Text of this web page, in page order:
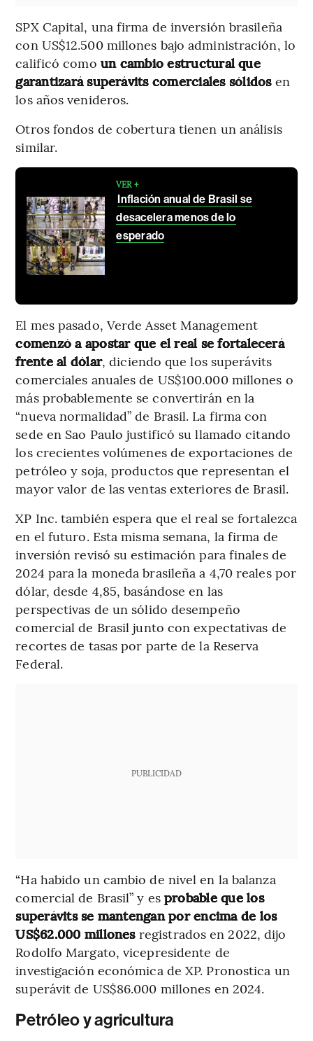
SPX Capital, una firma de inversión brasileña
con US$12.500 millones bajo administración, lo
calificó como un cambio estructural que
garantizará superávits comerciales sólidosen
los años venideros.
Otros fondos de cobertura tienen un análisis
similar.
VER +
Inflación anual de Brasil se
desacelera menos de lo
esperado
El mes pasado, Verde Asset Management
comenzó a apostar que el real se fortalecerá
frente al dólar, diciendo que los superávits
comerciales anuales de US$100.000 millones o
más probablemente se convertirán en la
“nueva normalidad” de Brasil. La firma con
sede en Sao Paulo justificó su llamado citando
los crecientes volúmenes de exportaciones de
petróleo y soja, productos que representan el
mayor valor de las ventas exteriores de Brasil.
XP Inc. también espera que el real se fortalezca
en el futuro. Esta misma semana, la firma de
inversión revisó su estimación para finales de
2024 para la moneda brasileña a 4,70 reales por
dólar, desde 4,85, basándose en las
perspectivas de un sólido desempeño
comercial de Brasil junto con expectativas de
recortes de tasas por parte de la Reserva
Federal.
PUBLICIDAD
“Ha habido un cambio de nivel en la balanza
comercial de Brasil” y es probable que los
superávits se mantengan por encima de los
US$62.000 millones registrados en 2022, dijo
Rodolfo Margato, vicepresidente de
investigación económica de XP. Pronostica un
superávit de US$86.000 millones en 2024.
Petróleo y agricultura